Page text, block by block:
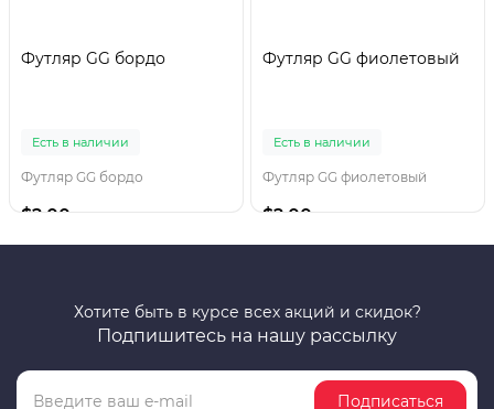
Футляр GG бордо
Есть в наличии
Футляр GG бордо
$2.00
Футляр GG фиолетовый
Есть в наличии
Футляр GG фиолетовый
$2.00
Хотите быть в курсе всех акций и скидок?
Подпишитесь на нашу рассылку
Подписаться